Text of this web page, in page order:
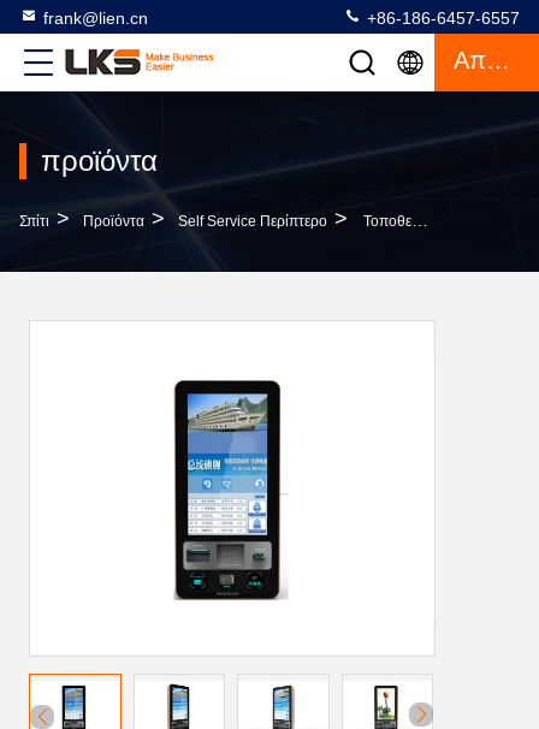
frank@lien.cn +86-186-6457-6557
Απόσπασμα
προϊόντα
Σπίτι > Προϊόντα > Self Service Περίπτερο > Τοποθετημένο Τοίχος Περίπτερο Πληρωμής Αυτοεξυπηρετήσεων Περίπτερων, Μόνο Περίπτερο Πληρωμής 32 Ίντσας Ανθεκτικό